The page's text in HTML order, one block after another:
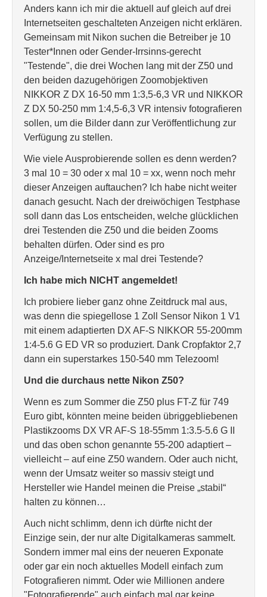
Anders kann ich mir die aktuell auf gleich auf drei
Internetseiten geschalteten Anzeigen nicht erklären.
Gemeinsam mit Nikon suchen die Betreiber je 10
Tester*Innen oder Gender-Irrsinns-gerecht
"Testende", die drei Wochen lang mit der Z50 und
den beiden dazugehörigen Zoomobjektiven
NIKKOR Z DX 16-50 mm 1:3,5-6,3 VR und NIKKOR
Z DX 50-250 mm 1:4,5-6,3 VR intensiv fotografieren
sollen, um die Bilder dann zur Veröffentlichung zur
Verfügung zu stellen.
Wie viele Ausprobierende sollen es denn werden?
3 mal 10 = 30 oder x mal 10 = xx, wenn noch mehr
dieser Anzeigen auftauchen? Ich habe nicht weiter
danach gesucht. Nach der dreiwöchigen Testphase
soll dann das Los entscheiden, welche glücklichen
drei Testenden die Z50 und die beiden Zooms
behalten dürfen. Oder sind es pro
Anzeige/Internetseite x mal drei Testende?
Ich habe mich NICHT angemeldet!
Ich probiere lieber ganz ohne Zeitdruck mal aus,
was denn die spiegellose 1 Zoll Sensor Nikon 1 V1
mit einem adaptierten DX AF-S NIKKOR 55-200mm
1:4-5.6 G ED VR so produziert. Dank Cropfaktor 2,7
dann ein superstarkes 150-540 mm Telezoom!
Und die durchaus nette Nikon Z50?
Wenn es zum Sommer die Z50 plus FT-Z für 749
Euro gibt, könnten meine beiden übriggebliebenen
Plastikzooms DX VR AF-S 18-55mm 1:3.5-5.6 G II
und das oben schon genannte 55-200 adaptiert –
vielleicht – auf eine Z50 wandern. Oder auch nicht,
wenn der Umsatz weiter so massiv steigt und
Hersteller wie Handel meinen die Preise „stabil“
halten zu können…
Auch nicht schlimm, denn ich dürfte nicht der
Einzige sein, der nur alte Digitalkameras sammelt.
Sondern immer mal eins der neueren Exponate
oder gar ein noch aktuelles Modell einfach zum
Fotografieren nimmt. Oder wie Millionen andere
"Fotografierende" auch einfach mal gar keine